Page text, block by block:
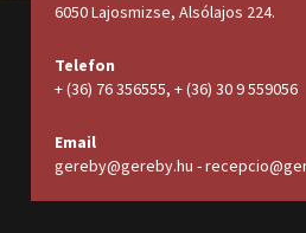
6050 Lajosmizse, Alsólajos 224.
Telefon
+ (36) 76 356555, + (36) 30 9 559056
Email
gereby@gereby.hu -